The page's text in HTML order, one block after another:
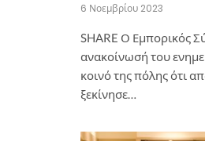
6 Νοεμβρίου 2023
SHARE Ο Εμπορικός
ανακοίνωσή του
κοινό της πόλης ότι
ξεκίνησε…